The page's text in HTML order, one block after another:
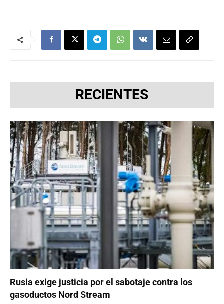
RECIENTES
Rusia exige justicia por el sabotaje contra los
gasoductos Nord Stream